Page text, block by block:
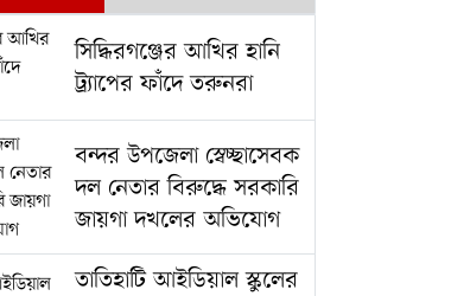
সিদ্ধিরগঞ্জের আখির হানি
ট্র্যাপের ফাঁদে তরুনরা
বন্দর উপজেলা স্বেচ্ছাসেবক
দল নেতার বিরুদ্ধে সরকারি
জায়গা দখলের অভিযোগ ‎
তাতিহাটি আইডিয়াল স্কুলের